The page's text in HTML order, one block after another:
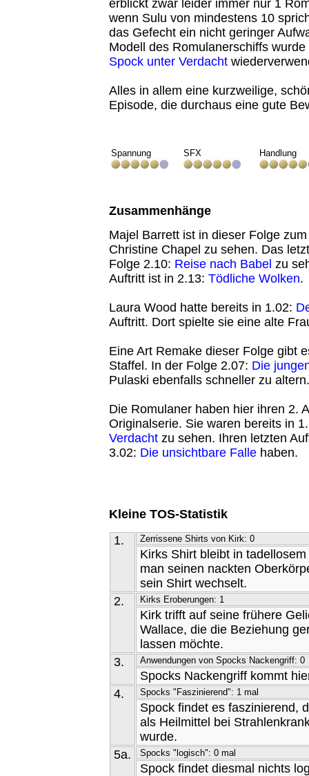
erblickt zwar leider immer nur 1
wenn Sulu von mindestens 10
das Gefecht ein nicht geringer
Modell des Romulanerschiffs
Spock unter Verdacht
Alles in allem eine kurzweilige,
Episode, die durchaus eine gute
Spannung SFX Handlung
Zusammenhänge
Majel Barrett ist in dieser Folge
Christine Chapel zu sehen. Das
Folge 2.10: Reise nach Babel zu
Auftritt ist in 2.13: Tödliche Wolken.
Laura Wood hatte bereits in 1.02:
Auftritt. Dort spielte sie eine alte
Eine Art Remake dieser Folge gibt
Staffel. In der Folge 2.07: Die
Pulaski ebenfalls schneller zu altern.
Die Romulaner haben hier ihren 2.
Originalserie. Sie waren bereits in
Verdachtzu sehen. Ihren letzten
3.02: Die unsichtbare Fallehaben.
Kleine TOS-Statistik
1.
Zerrissene Shirts von Kirk: 0
Kirks Shirt bleibt in
man seinen nackten
sein Shirt wechselt.
2.
Kirks Eroberungen: 1
Kirk trifft auf seine frühere
Wallace, die die Beziehung
lassen möchte.
3.
Anwendungen von Spocks Nackengriff: 0
Spocks Nackengriff kommt
4.
Spocks "Faszinierend": 1 mal
Spock findet es faszinierend,
als Heilmittel bei
wurde.
5a.
Spocks "logisch": 0 mal
Spock findet diesmal nichts